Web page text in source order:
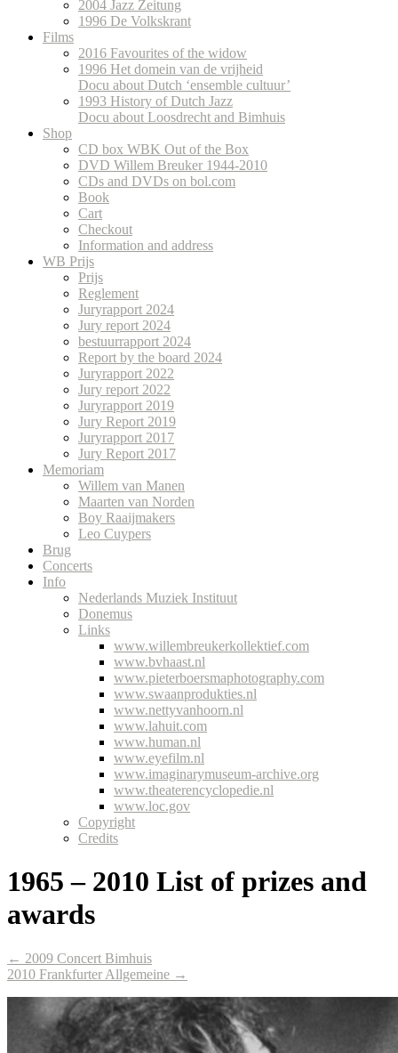
2004 Jazz Zeitung
1996 De Volkskrant
Films
2016 Favourites of the widow
1996 Het domein van de vrijheid
Docu about Dutch ‘ensemble cultuur’
1993 History of Dutch Jazz
Docu about Loosdrecht and Bimhuis
Shop
CD box WBK Out of the Box
DVD Willem Breuker 1944-2010
CDs and DVDs on bol.com
Book
Cart
Checkout
Information and address
WB Prijs
Prijs
Reglement
Juryrapport 2024
Jury report 2024
bestuurrapport 2024
Report by the board 2024
Juryrapport 2022
Jury report 2022
Juryrapport 2019
Jury Report 2019
Juryrapport 2017
Jury Report 2017
Memoriam
Willem van Manen
Maarten van Norden
Boy Raaijmakers
Leo Cuypers
Brug
Concerts
Info
Nederlands Muziek Instituut
Donemus
Links
www.willembreukerkollektief.com
www.bvhaast.nl
www.pieterboersmaphotography.com
www.swaanprodukties.nl
www.nettyvanhoorn.nl
www.lahuit.com
www.human.nl
www.eyefilm.nl
www.imaginarymuseum-archive.org
www.theaterencyclopedie.nl
www.loc.gov
Copyright
Credits
1965 – 2010 List of prizes and
awards
← 2009 Concert Bimhuis
2010 Frankfurter Allgemeine →